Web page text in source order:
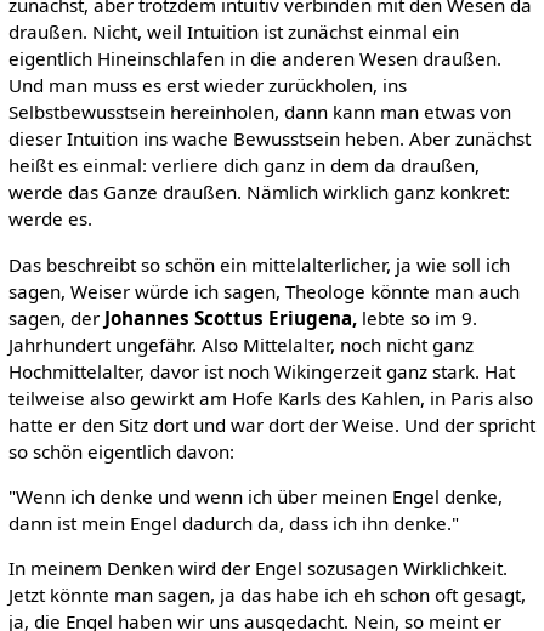
zunächst, aber trotzdem intuitiv verbinden mit den Wesen da
draußen. Nicht, weil Intuition ist zunächst einmal ein
eigentlich Hineinschlafen in die anderen Wesen draußen.
Und man muss es erst wieder zurückholen, ins
Selbstbewusstsein hereinholen, dann kann man etwas von
dieser Intuition ins wache Bewusstsein heben. Aber zunächst
heißt es einmal: verliere dich ganz in dem da draußen,
werde das Ganze draußen. Nämlich wirklich ganz konkret:
werde es.
Das beschreibt so schön ein mittelalterlicher, ja wie soll ich
sagen, Weiser würde ich sagen, Theologe könnte man auch
sagen, der Johannes Scottus Eriugena,lebte so im 9.
Jahrhundert ungefähr. Also Mittelalter, noch nicht ganz
Hochmittelalter, davor ist noch Wikingerzeit ganz stark. Hat
teilweise also gewirkt am Hofe Karls des Kahlen, in Paris also
hatte er den Sitz dort und war dort der Weise. Und der spricht
so schön eigentlich davon:
"Wenn ich denke und wenn ich über meinen Engel denke,
dann ist mein Engel dadurch da, dass ich ihn denke."
In meinem Denken wird der Engel sozusagen Wirklichkeit.
Jetzt könnte man sagen, ja das habe ich eh schon oft gesagt,
ja, die Engel haben wir uns ausgedacht. Nein, so meint er